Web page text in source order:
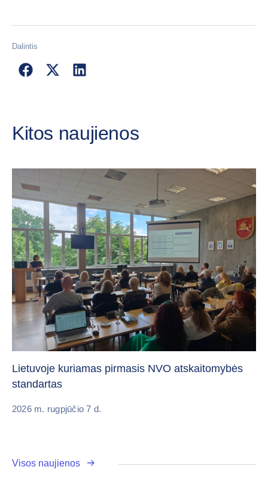
Dalintis
Kitos naujienos
Lietuvoje kuriamas pirmasis NVO atskaitomybės
standartas
2026 m. rugpjūčio 7 d.
Visos naujienos